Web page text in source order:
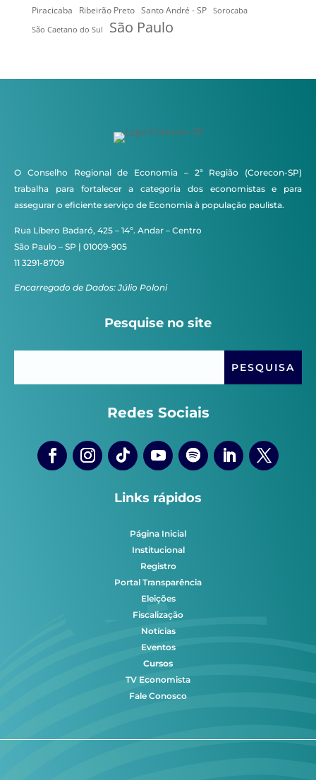
Piracicaba Ribeirão Preto Santo André - SP
Sorocaba
São Caetano do Sul
São Paulo
O Conselho Regional de Economia – 2ª Região (Corecon-SP)
trabalha para fortalecer a categoria dos economistas e para
assegurar o eficiente serviço de Economia à população paulista.
Rua Líbero Badaró, 425 – 14º. Andar – Centro
São Paulo – SP | 01009-905
11 3291-8709
Encarregado de Dados: Júlio Poloni
Pesquise no site
Redes Sociais
Links rápidos
Página Inicial
Institucional
Registro
Portal Transparência
Eleições
Fiscalização
Notícias
Eventos
Cursos
TV Economista
Fale Conosco